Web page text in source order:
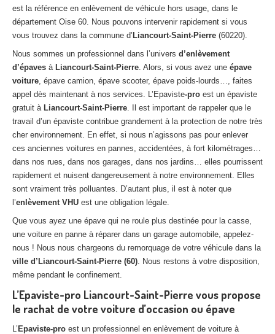
Centreagréé VHU 91 : casse auto avec destruction
Centreagréé VHU 92 : casse auto avec destruction
Centreagréé VHU 93 : casse auto avec destruction
Centreagréé VHU 94 : casse auto avec destruction
Centreagréé VHU 95 : casse auto avec destruction
DOCUMENTSÀ JOINDRE
RACHATVÉHICULES
CONTACT
01 83 64 20 40
est la référence en enlèvement de véhicule hors usage, dans le
département Oise 60. Nous pouvons intervenir rapidement si vous
vous trouvez dans la commune d’ Liancourt-Saint-Pierre (60220).
Nous sommes un professionnel dans l’univers d’enlèvement
d’épaves à Liancourt-Saint-Pierre. Alors, si vous avez une épave
voiture, épave camion, épave scooter, épave poids-lourds…, faites
appel dès maintenant à nos services. L’Epaviste-pro est un épaviste
gratuit à Liancourt-Saint-Pierre. Il est important de rappeler que le
travail d’un épaviste contribue grandement à la protection de notre très
cher environnement. En effet, si nous n’agissons pas pour enlever
ces anciennes voitures en pannes, accidentées, à fort kilométrages…
dans nos rues, dans nos garages, dans nos jardins… elles pourrissent
rapidement et nuisent dangereusement à notre environnement. Elles
sont vraiment très polluantes. D’autant plus, il est à noter que
l’enlèvement VHU est une obligation légale.
Que vous ayez une épave qui ne roule plus destinée pour la casse,
une voiture en panne à réparer dans un garage automobile, appelez-
nous ! Nous nous chargeons du remorquage de votre véhicule dans la
ville d’Liancourt-Saint-Pierre (60). Nous restons à votre disposition,
même pendant le confinement.
L’Epaviste-pro Liancourt-Saint-Pierre vous propose
le rachat de votre voiture d’occasion ou épave
L’ Epaviste-pro est un professionnel en enlèvement de voiture à